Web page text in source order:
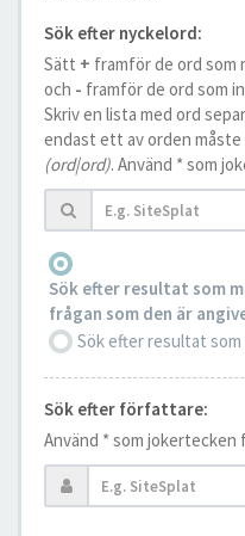
Sök efter nyckelord:
Sätt + framför de ord som
och - framför de ord som
Skriv en lista med ord
endast ett av orden
(ord|ord). Använd * som
Sök efter resultat som
frågan som den är
Sök efter resultat
Sök efter författare:
Använd * som jokertecken